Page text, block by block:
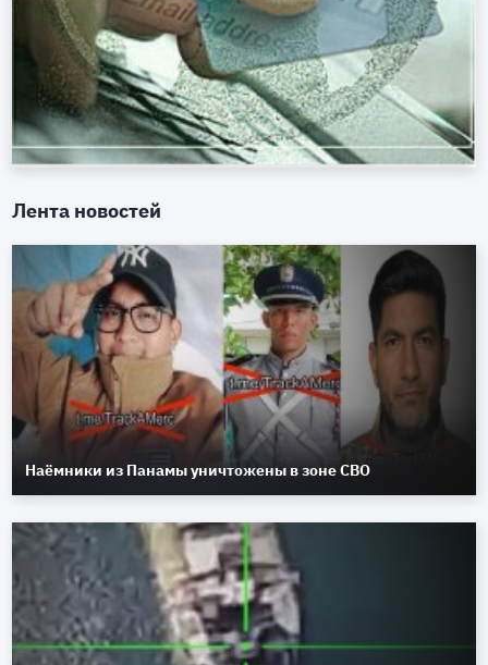
Лента новостей
Наёмники из Панамы уничтожены в зоне СВО